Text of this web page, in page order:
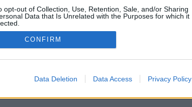
opt-out of Collection, Use, Retention, Sale, and/or Sharing
Data that Is Unrelated with the Purposes for which it
CONFIRM
Data Deletion Data Access Privacy Policy
Partnerek: